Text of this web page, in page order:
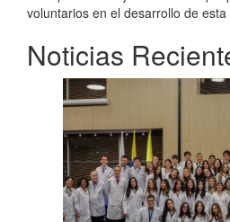
voluntarios en el desarrollo de esta
Noticias